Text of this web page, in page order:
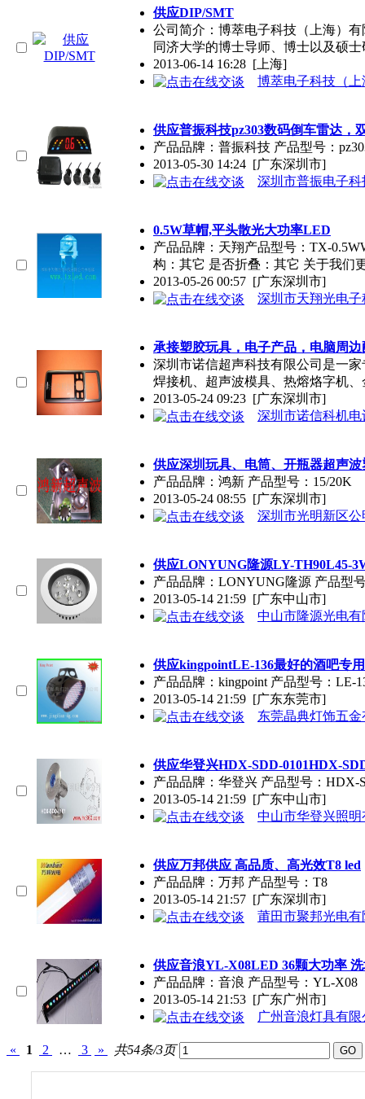
供应DIP/SMT
公司简介：博萃电子科技（上海）
同济大学的博士导师、博士以及硕
2013-06-14 16:28 [上海]
博萃电子科技（
供应普振科技pz303数码倒车雷达，
产品品牌：普振科技 产品型号：
2013-05-30 14:24 [广东深圳市]
深圳市普振电子
0.5W草帽,平头散光大功率LED
产品品牌：天翔产品型号：TX-
构：其它 是否折叠：其它 关于我们
2013-05-26 00:57 [广东深圳市]
深圳市天翔光电
承接塑胶玩具，电子产品，电脑周
深圳市诺信超声科技有限公司是一
焊接机、超声波模具、热熔烙字机、
2013-05-24 09:23 [广东深圳市]
深圳市诺信科机
供应深圳玩具、电筒、开瓶器超声
产品品牌：鸿新 产品型号：15/20K
2013-05-24 08:55 [广东深圳市]
深圳市光明新区
供应LONYUNG隆源LY-TH90L45-
产品品牌：LONYUNG隆源 产品型
2013-05-14 21:59 [广东中山市]
中山市隆源光电有
供应kingpointLE-136最好的酒吧专
产品品牌：kingpoint 产品型号：LE-
2013-05-14 21:59 [广东东莞市]
东莞晶典灯饰五
供应华登兴HDX-SDD-0101HDX-
产品品牌：华登兴 产品型号：HDX-
2013-05-14 21:59 [广东中山市]
中山市华登兴照明
供应万邦供应 高品质、高光效T8 led
产品品牌：万邦 产品型号：T8
2013-05-14 21:57 [广东深圳市]
莆田市聚邦光电有
供应音浪YL-X08LED 36颗大功率
产品品牌：音浪 产品型号：YL-X08
2013-05-14 21:53 [广东广州市]
广州音浪灯具有限
« 1 2 … 3 » 共54条/3页